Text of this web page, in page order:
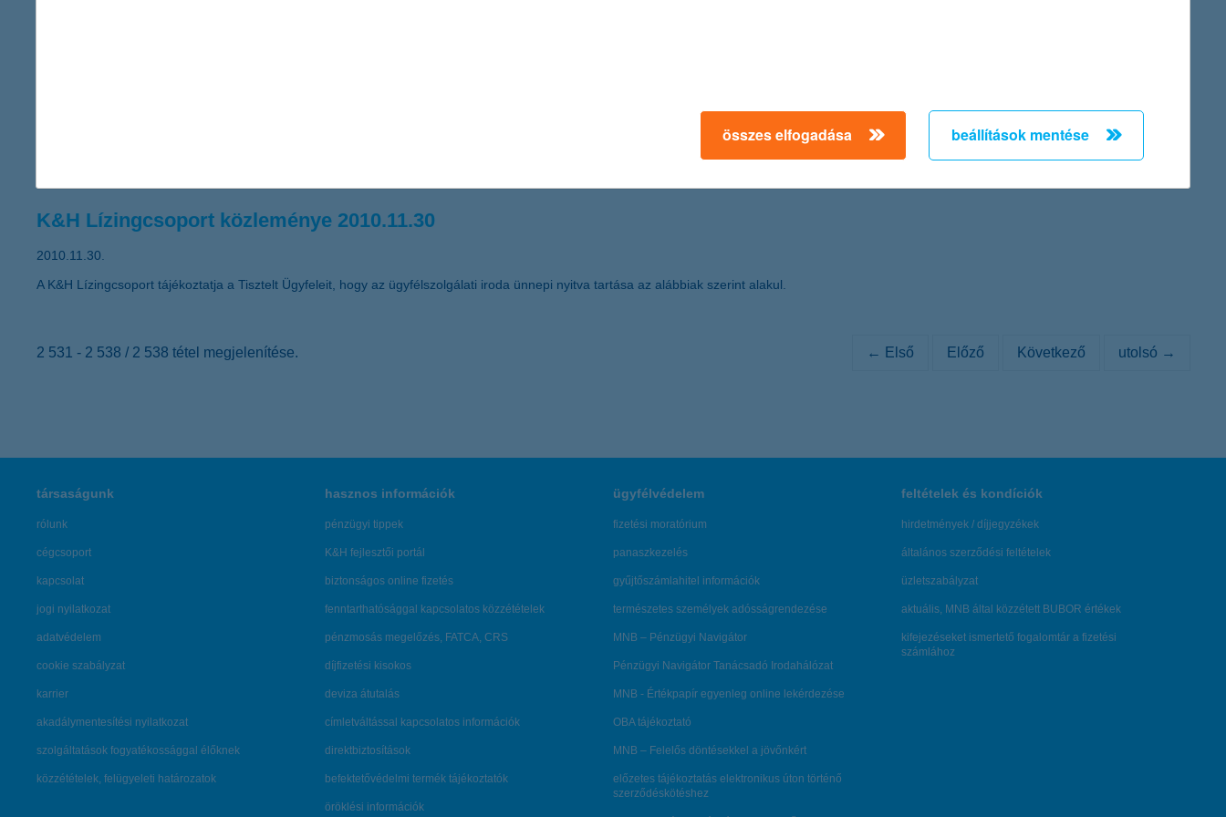
A K&H Pannonlízing Pénzügyi Szolgáltató Holding Zártkörűen Működő Részvénytársaság (székhelye: 1068 Budapest, Dózsa György út. 84/a., cégjegyzék száma: Cg. 01-10-042149) Igazgatósága az
alábbiakban teszi közzé a Társaság alaptőke emeléséről, valamint a nyomdai úton előállított részvények dematerializált részvénnyé történő átalakításáról szóló közleményét:
K&H Lízingcsoport közleménye 2010.11.30
2010.11.30.
A K&H Lízingcsoport tájékoztatja a Tisztelt Ügyfeleit, hogy az ügyfélszolgálati iroda ünnepi nyitva tartása az alábbiak szerint alakul.
2 531 - 2 538 / 2 538 tétel megjelenítése. ← Első Előző Következő utolsó →
társaságunk
rólunk
cégcsoport
kapcsolat
jogi nyilatkozat
adatvédelem
cookie szabályzat
karrier
akadálymentesítési nyilatkozat
szolgáltatások fogyatékossággal élőknek
közzétételek, felügyeleti határozatok
hasznos információk
pénzügyi tippek
K&H fejlesztői portál
biztonságos online fizetés
fenntarthatósággal kapcsolatos közzétételek
pénzmosás megelőzés, FATCA, CRS
díjfizetési kisokos
deviza átutalás
címletváltással kapcsolatos információk
direktbiztosítások
befektetővédelmi termék tájékoztatók
öröklési információk
ügyfélvédelem
fizetési moratórium
panaszkezelés
gyűjtőszámlahitel információk
természetes személyek adósságrendezése
MNB – Pénzügyi Navigátor
Pénzügyi Navigátor Tanácsadó Irodahálózat
MNB - Értékpapír egyenleg online lekérdezése
OBA tájékoztató
MNB – Felelős döntésekkel a jövőnkért
előzetes tájékoztatás elektronikus úton történő
szerződéskötéshez
feltételek és kondíciók
hirdetmények / díjjegyzékek
általános szerződési feltételek
üzletszabályzat
aktuális, MNB által közzétett BUBOR értékek
kifejezéseket ismertető fogalomtár a fizetési
számlához
összes elfogadása beállítások mentése